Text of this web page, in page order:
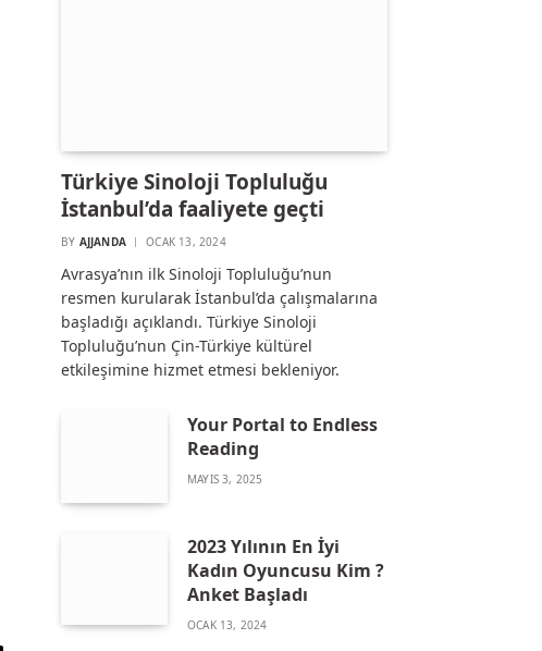
Türkiye Sinoloji Topluluğu
İstanbul’da faaliyete geçti
BY AJJANDA OCAK 13, 2024
Avrasya’nın ilk Sinoloji Topluluğu’nun
resmen kurularak İstanbul’da çalışmalarına
başladığı açıklandı. Türkiye Sinoloji
Topluluğu’nun Çin-Türkiye kültürel
etkileşimine hizmet etmesi bekleniyor.
Your Portal to Endless
Reading
MAYIS 3, 2025
2023 Yılının En İyi
Kadın Oyuncusu Kim ?
Anket Başladı
OCAK 13, 2024